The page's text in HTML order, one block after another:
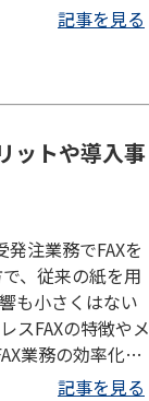
記事を見る
ットや導入事
注業務でFAXを
、従来の紙を用
も小さくはない
スFAXの特徴やメ
業務の効率化・
ださい。記事を見る